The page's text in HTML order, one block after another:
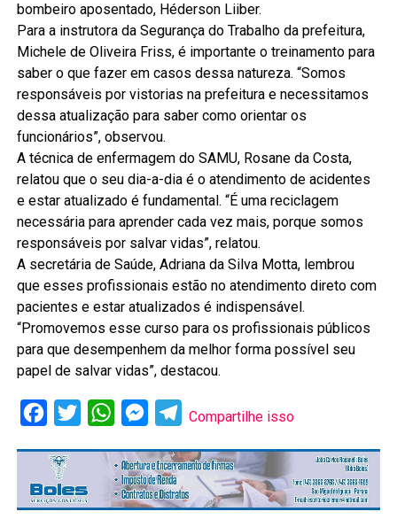
bombeiro aposentado, Héderson Liiber.
Para a instrutora da Segurança do Trabalho da prefeitura,
Michele de Oliveira Friss, é importante o treinamento para
saber o que fazer em casos dessa natureza. “Somos
responsáveis por vistorias na prefeitura e necessitamos
dessa atualização para saber como orientar os
funcionários”, observou.
A técnica de enfermagem do SAMU, Rosane da Costa,
relatou que o seu dia-a-dia é o atendimento de acidentes
e estar atualizado é fundamental. “É uma reciclagem
necessária para aprender cada vez mais, porque somos
responsáveis por salvar vidas”, relatou.
A secretária de Saúde, Adriana da Silva Motta, lembrou
que esses profissionais estão no atendimento direto com
pacientes e estar atualizados é indispensável.
“Promovemos esse curso para os profissionais públicos
para que desempenhem da melhor forma possível seu
papel de salvar vidas”, destacou.
Facebook
Twitter WhatsAppMessenger
Telegram
Compartilhe isso